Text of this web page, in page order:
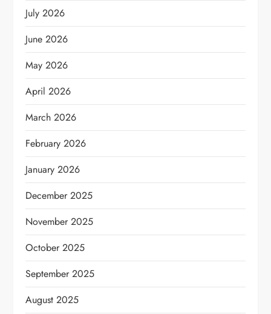
July 2026
June 2026
May 2026
April 2026
March 2026
February 2026
January 2026
December 2025
November 2025
October 2025
September 2025
August 2025